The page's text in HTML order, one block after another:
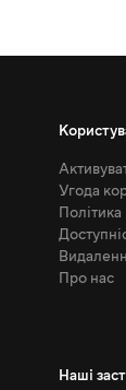
Угода
Політика
Про нас
Наші